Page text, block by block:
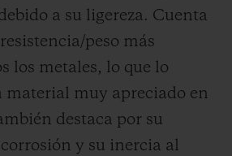
a su ligereza. Cuenta
peso más
los metales, lo que lo
material muy apreciado en
destaca por su
y su inercia al